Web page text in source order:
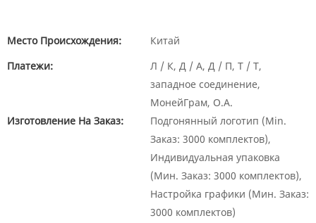
Место Происхождения:
Китай
Платежи:
Л / К, Д / А, Д / П, Т / Т,
западное соединение,
МонейГрам, О.А.
Изготовление На Заказ:
Подгонянный логотип (Min.
Заказ: 3000 комплектов),
Индивидуальная упаковка
(Мин. Заказ: 3000 комплектов),
Настройка графики (Мин. Заказ:
3000 комплектов)